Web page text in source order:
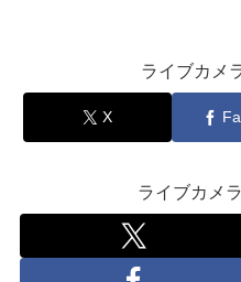
ライブカメ
X
ライブカメ